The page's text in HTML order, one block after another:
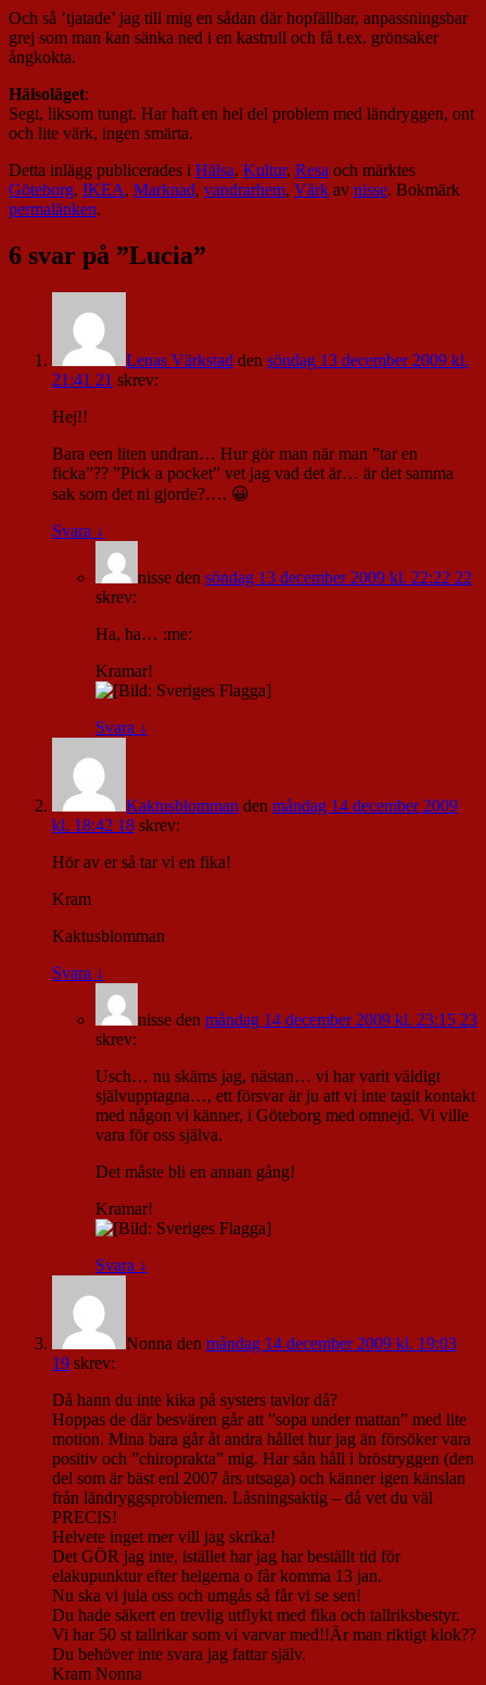
Och så ’tjatade’ jag till mig en sådan där hopfällbar, anpassningsbar
grej som man kan sänka ned i en kastrull och få t.ex. grönsaker
ångkokta.
Hälsoläget:
Segt, liksom tungt. Har haft en hel del problem med ländryggen, ont
och lite värk, ingen smärta.
Detta inlägg publicerades i Hälsa, Kultur, Resa och märktes
Göteborg, IKEA, Marknad, vandrarhem, Värk av nisse. Bokmärk
permalänken.
6 svar på ”Lucia”
Lenas Värkstad den söndag 13 december 2009 kl.
21:41 21 skrev:
Hej!!
Bara een liten undran… Hur gör man när man ”tar en
ficka”?? ”Pick a pocket” vet jag vad det är… är det samma
sak som det ni gjorde?…. 😀
Svara ↓
nisse den söndag 13 december 2009 kl. 22:22 22
skrev:
Ha, ha… :me:
Kramar!
Svara ↓
Kaktusblomman den måndag 14 december 2009
kl. 18:42 18 skrev:
Hör av er så tar vi en fika!
Kram
Kaktusblomman
Svara ↓
nisse den måndag 14 december 2009 kl. 23:15 23
skrev:
Usch… nu skäms jag, nästan… vi har varit väldigt
självupptagna…, ett försvar är ju att vi inte tagit kontakt
med någon vi känner, i Göteborg med omnejd. Vi ville
vara för oss själva.
Det måste bli en annan gång!
Kramar!
Svara ↓
Nonna den måndag 14 december 2009 kl. 19:03
19 skrev:
Då hann du inte kika på systers tavlor då?
Hoppas de där besvären går att ”sopa under mattan” med lite
motion. Mina bara går åt andra hållet hur jag än försöker vara
positiv och ”chiroprakta” mig. Har sån håll i bröstryggen (den
del som är bäst enl 2007 års utsaga) och känner igen känslan
från ländryggsproblemen. Låsningsaktig – då vet du väl
PRECIS!
Helvete inget mer vill jag skrika!
Det GÖR jag inte, istället har jag har beställt tid för
elakupunktur efter helgerna o får komma 13 jan.
Nu ska vi jula oss och umgås så får vi se sen!
Du hade säkert en trevlig utflykt med fika och tallriksbestyr.
Vi har 50 st tallrikar som vi varvar med!!Är man riktigt klok??
Du behöver inte svara jag fattar själv.
Kram Nonna